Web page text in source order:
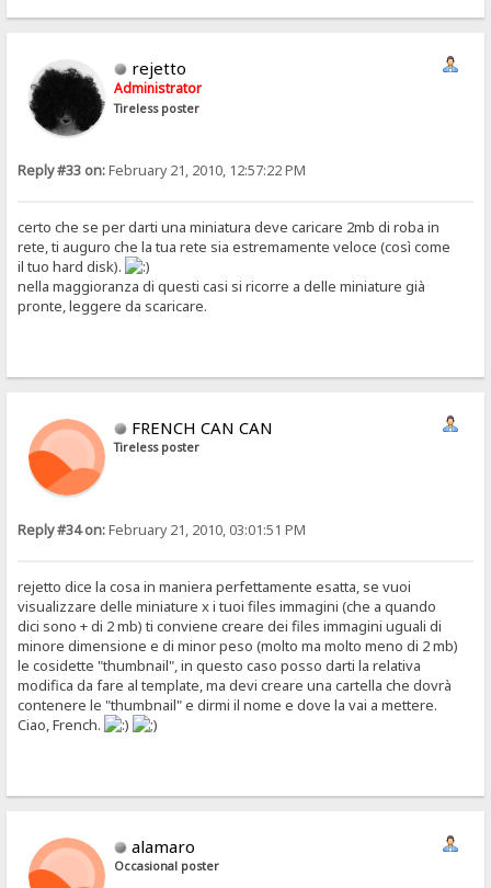
rejetto
Administrator
Tireless poster
Reply #33 on:February 21, 2010, 12:57:22 PM
certo che se per darti una miniatura deve caricare 2mb di roba in
rete, ti auguro che la tua rete sia estremamente veloce (così come
il tuo hard disk).
nella maggioranza di questi casi si ricorre a delle miniature già
pronte, leggere da scaricare.
FRENCH CAN CAN
Tireless poster
Reply #34 on:February 21, 2010, 03:01:51 PM
rejetto dice la cosa in maniera perfettamente esatta, se vuoi
visualizzare delle miniature x i tuoi files immagini (che a quando
dici sono + di 2 mb) ti conviene creare dei files immagini uguali di
minore dimensione e di minor peso (molto ma molto meno di 2 mb)
le cosidette "thumbnail", in questo caso posso darti la relativa
modifica da fare al template, ma devi creare una cartella che dovrà
contenere le "thumbnail" e dirmi il nome e dove la vai a mettere.
Ciao, French.
alamaro
Occasional poster